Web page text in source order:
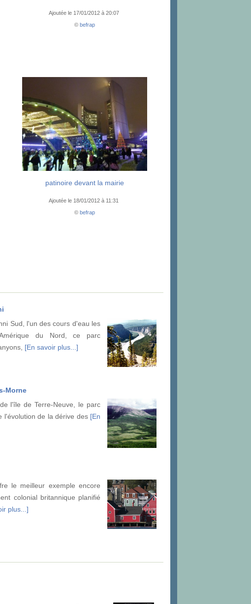
Ajoutée le 17/01/2012 à 20:07
© befrap
patinoire devant la mairie
Ajoutée le 18/01/2012 à 11:31
© befrap
Sud, l'un des cours d'eau les
du Nord, ce parc
[En savoir plus...]
Morne
l'île de Terre-Neuve, le parc
l'évolution de la dérive des [En
le meilleur exemple encore
colonial britannique planifié
plus...]